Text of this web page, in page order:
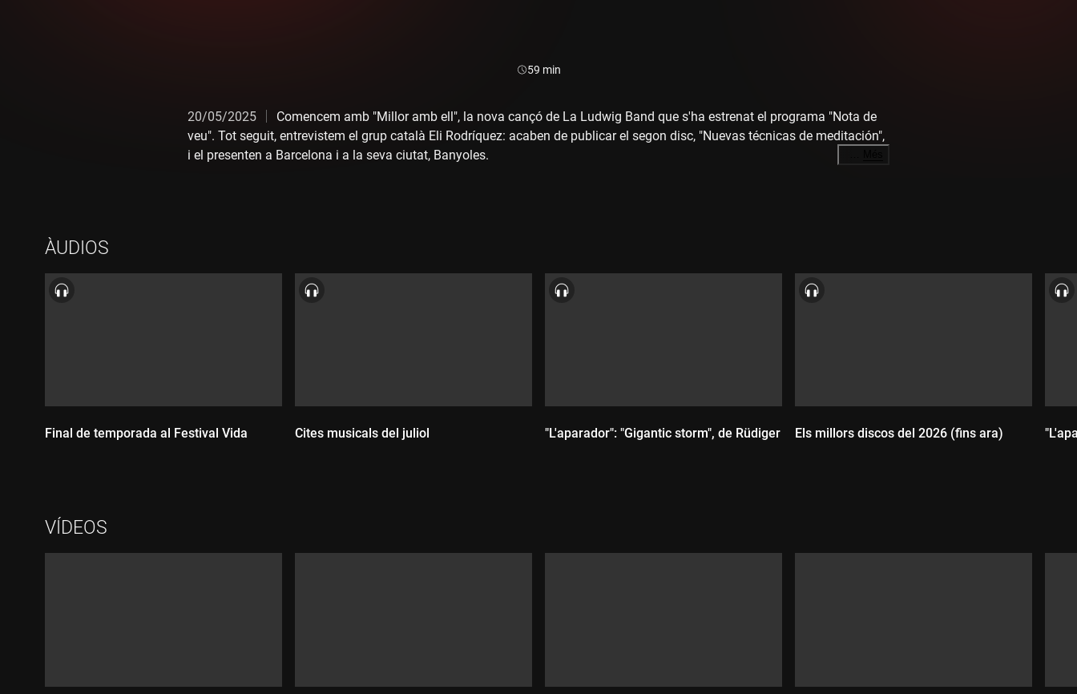
Durada:
59 min
20/05/2025
Comencem amb "Millor amb ell", la nova cançó de La Ludwig Band que s'ha estrenat el programa "Nota de
veu". Tot seguit, entrevistem el grup català Eli Rodríquez: acaben de publicar el segon disc, "Nuevas técnicas de meditación",
i el presenten a Barcelona i a la seva ciutat, Banyoles.
ÀUDIOS
Final de temporada al Festival Vida
Durada:
Cites musicals del juliol "L'aparador": "Gigantic storm", de Rüdiger Els millors discos del 2026 (fins ara)
VÍDEOS